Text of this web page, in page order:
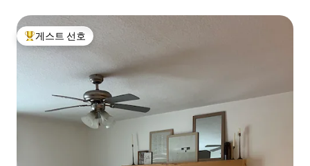
상위 게스트 선호
게스트 선호